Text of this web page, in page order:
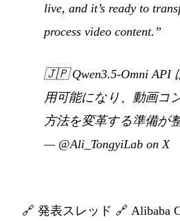
live, and it’s ready to
process video content.”
🇯🇵Qwen3.5-Omni API
用可能になり、動画コ
方法を変革する準備が
— @Ali_TongyiLab on X
🔗 発表スレッド 🔗 Alibaba